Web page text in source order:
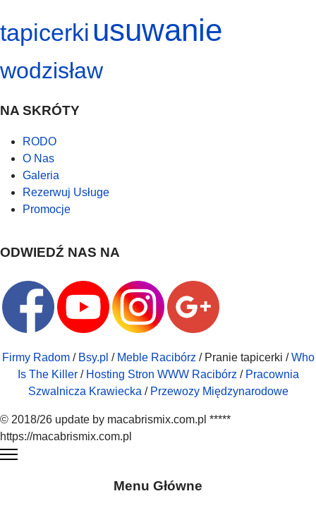
tapicerki usuwanie
wodzisław
NA SKRÓTY
RODO
O Nas
Galeria
Rezerwuj Usługe
Promocje
ODWIEDŹ NAS NA
Firmy Radom/ Bsy.pl / Meble Racibórz / Pranie tapicerki /Who
Is The Killer/ Hosting Stron WWW Racibórz / Pracownia
Szwalnicza Krawiecka / Przewozy Międzynarodowe
© 2018/26 update by macabrismix.com.pl *****
https://macabrismix.com.pl
Menu Główne